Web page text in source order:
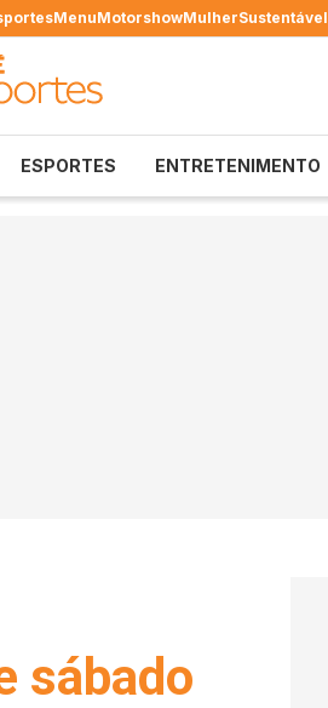
MenuMotorshowMulherSustentável
ESPORTES ENTRETENIMENTO
sábado